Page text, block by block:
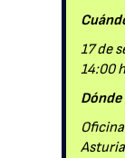
17 de
14:00 h
Dónde